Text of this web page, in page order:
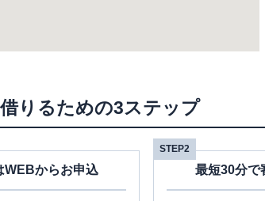
りるための3ステップ
WEBからお申込
STEP2
最短30分で